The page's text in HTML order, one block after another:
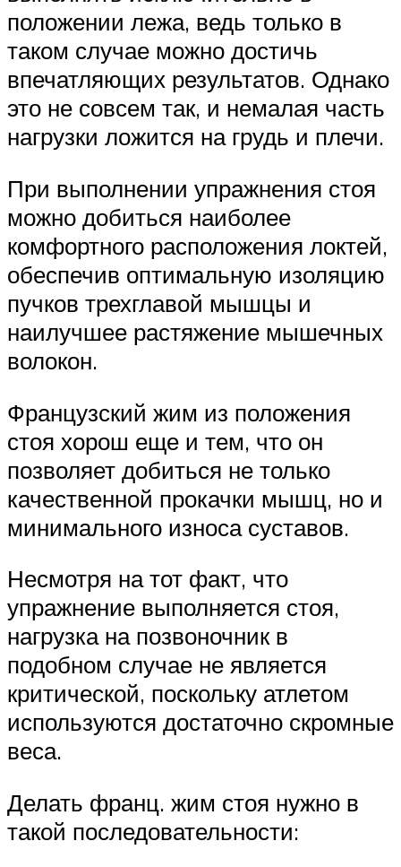
положении лежа, ведь только в
таком случае можно достичь
впечатляющих результатов. Однако
это не совсем так, и немалая часть
нагрузки ложится на грудь и плечи.
При выполнении упражнения стоя
можно добиться наиболее
комфортного расположения локтей,
обеспечив оптимальную изоляцию
пучков трехглавой мышцы и
наилучшее растяжение мышечных
волокон.
Французский жим из положения
стоя хорош еще и тем, что он
позволяет добиться не только
качественной прокачки мышц, но и
минимального износа суставов.
Несмотря на тот факт, что
упражнение выполняется стоя,
нагрузка на позвоночник в
подобном случае не является
критической, поскольку атлетом
используются достаточно скромные
веса.
Делать франц. жим стоя нужно в
такой последовательности: